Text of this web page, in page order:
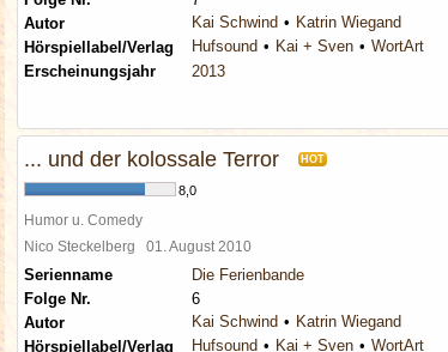
Autor
Kai Schwind
Katrin Wiegand
Hörspiellabel/Verlag
Hufsound Kai + Sven
WortArt
Erscheinungsjahr
2013
... und der kolossale Terror HOT
8,0
Humor u. Comedy
Nico Steckelberg 01. August 2010
Serienname
Die Ferienbande
Folge Nr.
6
Autor
Kai Schwind
Katrin Wiegand
Hörspiellabel/Verlag
Hufsound Kai + Sven
WortArt